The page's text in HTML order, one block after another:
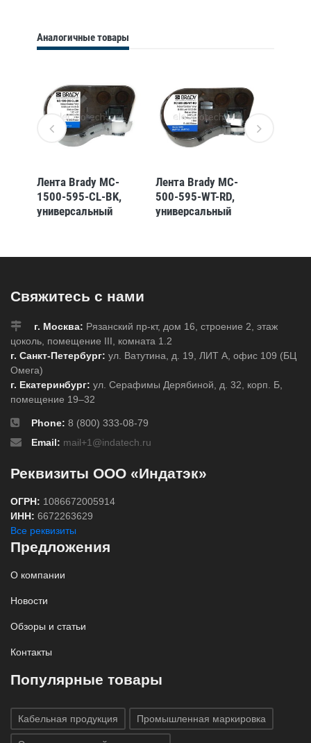
Аналогичные товары
мм
Лента Brady MC-
1500-595-CL-BK,
универсальный
мм * 6,1 м
Лента Brady MC-
500-595-WT-RD,
универсальный
12,7 мм * 7,62 м
на
Свяжитесь с нами
г. Москва: Рязанский пр-кт, дом 16, строение 2, этаж
цоколь, помещение III, комната 1.2
г. Санкт-Петербург: ул. Ватутина, д. 19, ЛИТ А, офис 109 (БЦ
Омега)
г. Екатеринбург: ул. Серафимы Дерябиной, д. 32, корп. Б,
помещение 19–32
Phone: 8 (800) 333-08-79
Email: mail+1@indatech.ru
Реквизиты ООО «Индатэк»
ОГРН: 1086672005914
ИНН: 6672263629
Все реквизиты
Предложения
О компании
Новости
Обзоры и статьи
Контакты
Популярные товары
Кабельная продукция Промышленная маркировка